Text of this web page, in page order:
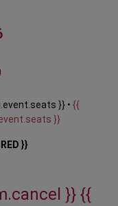
}} • {{
}}
}}
}} {{